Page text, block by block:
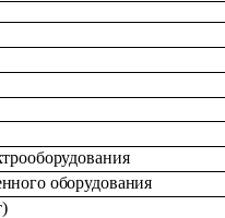
оборудования